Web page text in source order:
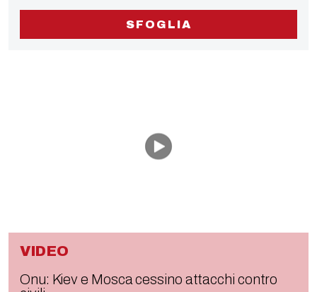
SFOGLIA
VIDEO
Onu: Kiev e Mosca cessino attacchi contro